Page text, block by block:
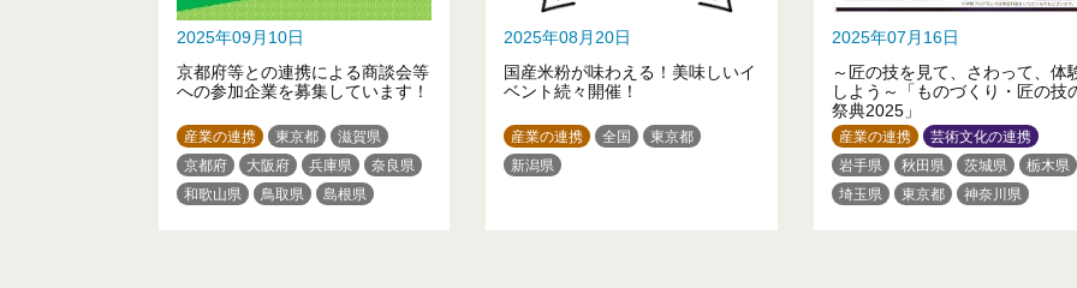
2025年09月10日
京都府等との連携による商談会等
への参加企業を募集しています！
産業の連携 東京都
滋賀県
京都府
大阪府 兵庫県
奈良県
和歌山県
鳥取県
島根県
2025年08月20日
国産米粉が味わえる！美味しいイ
ベント続々開催！
産業の連携 全国
東京都
新潟県
2025年07月16日
～匠の技を見て、さわって、体
しよう～「ものづくり・匠の技
祭典2025」
産業の連携
芸術文化の連携
岩手県
秋田県 茨城県
栃木県
埼玉県
東京都
神奈川県